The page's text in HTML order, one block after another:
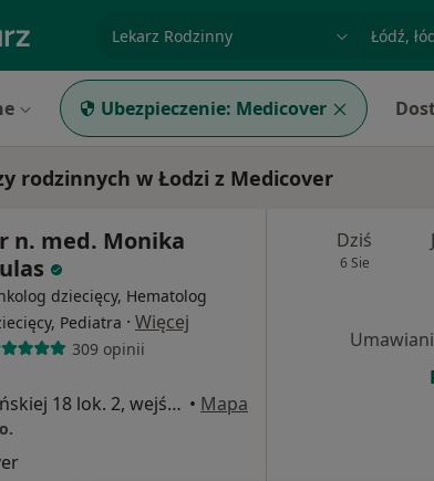
specjalizacja, badanie lub nazwisko
miasto
Ubezpieczenie: Medicover
rodzinnych w Łodzi z Medicover
n. med. Monika
dziecięcy, Hematolog
Pediatra · Więcej
309 opinii
Stanisławy Leszczyńskiej 18 lok. 2, wejście bezpośrednio z ulicy., Łódź • Mapa
Dziś
6 Sie